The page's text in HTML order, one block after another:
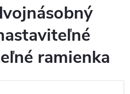
ramienka